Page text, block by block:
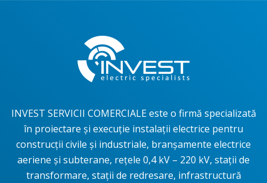
INVEST SERVICII COMERCIALE este o firmă specializată
în proiectare și execuție instalații electrice pentru
construcţii civile şi industriale, branşamente electrice
aeriene şi subterane, rețele 0,4 kV – 220 kV, stații de
transformare, stații de redresare, infrastructură